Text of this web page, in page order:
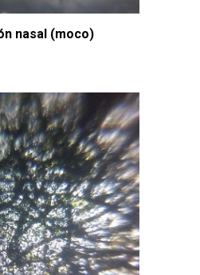
nasal (moco)